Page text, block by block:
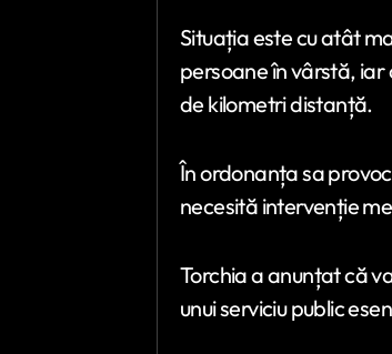
Situația este cu atât
persoane în vârstă, iar
de kilometri distanță.
În ordonanța sa
necesită intervenție
Torchia a anunțat că
unui serviciu public